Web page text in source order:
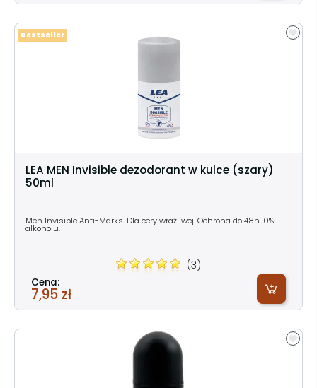
LEA MEN Invisible dezodorant w kulce (szary)
50ml
Men Invisible Anti-Marks. Dla cery wrażliwej. Ochrona do 48h. 0%
alkoholu.
(3)
Cena:
7,95 zł
Bestseller